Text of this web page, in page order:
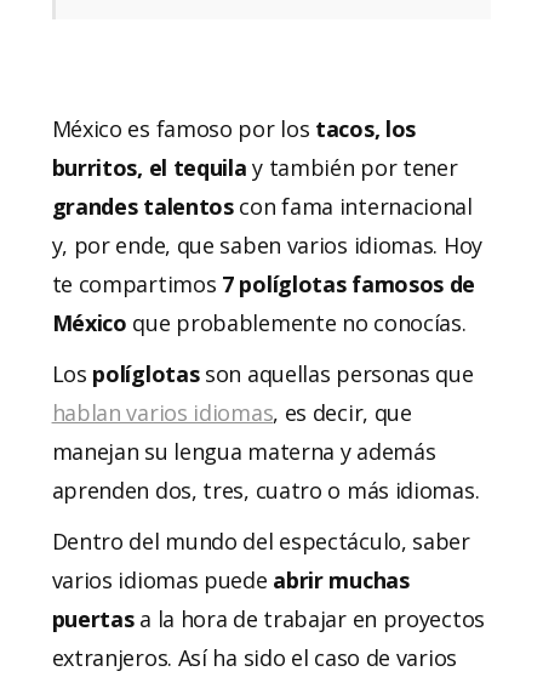
México es famoso por los tacos, los
burritos, el tequilay también por tener
grandes talentoscon fama internacional
y, por ende, que saben varios idiomas. Hoy
te compartimos 7 políglotas famosos de
México que probablemente no conocías.
Los políglotasson aquellas personas que
hablan varios idiomas, es decir, que
manejan su lengua materna y además
aprenden dos, tres, cuatro o más idiomas.
Dentro del mundo del espectáculo, saber
varios idiomas puede abrir muchas
puertasa la hora de trabajar en proyectos
extranjeros. Así ha sido el caso de varios